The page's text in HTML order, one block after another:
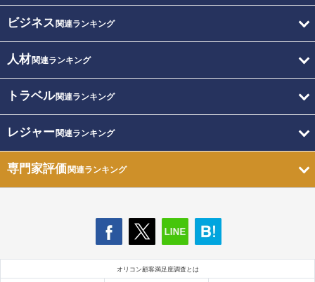
ビジネス 関連ランキング
人材関連ランキング
トラベル関連ランキング
レジャー関連ランキング
専門家評価関連ランキング
オリコン顧客満足度調査とは